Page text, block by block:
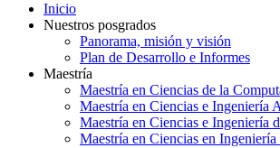
Inicio
Nuestros posgrados
Panorama, misión y visión
Plan de Desarrollo e Informes
Maestría
Maestría en Ciencias de la
Maestría en Ciencias e Ingeniería
Maestría en Ciencias e Ingeniería
Maestría en Ciencias en